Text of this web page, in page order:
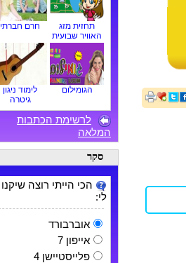
תחזית מזג
האוויר שבועית
חרם חברתי
הגומילום
לימוד ניגון
גיטרה
לרשימת הכתבות
המלאה
סקר
הכי הייתי רוצה שיקנו
לי:
אוברבורד
אייפון 7
פלייסטיישן 4